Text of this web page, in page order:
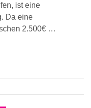
ist eine
Da eine
2.500€ …